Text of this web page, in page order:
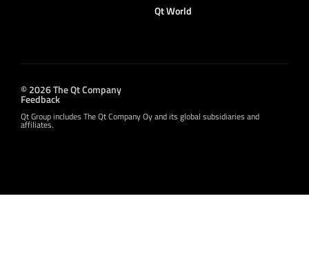
Qt World
© 2026 The Qt Company
Feedback
Qt Group includes The Qt Company Oy and its global subsidiaries and
affiliates.